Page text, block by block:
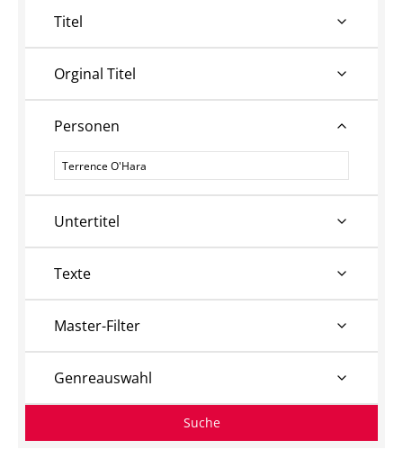
Titel
Orginal Titel
Personen
Personen
Untertitel
Texte
Master-Filter
Genreauswahl
Suche